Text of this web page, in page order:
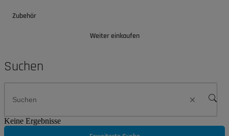
Zubehör
Weiter einkaufen
Suchen
Keine Ergebnisse